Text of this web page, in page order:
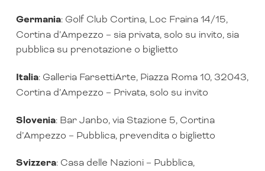
Germania: Golf Club Cortina, Loc Fraina 14/15,
Cortina d’Ampezzo – sia privata, solo su invito, sia
pubblica su prenotazione o biglietto
Italia: Galleria FarsettiArte, Piazza Roma 10, 32043,
Cortina d’Ampezzo – Privata, solo su invito
Slovenia: Bar Janbo, via Stazione 5, Cortina
d’Ampezzo – Pubblica, prevendita o biglietto
Svizzera: Casa delle Nazioni – Pubblica,